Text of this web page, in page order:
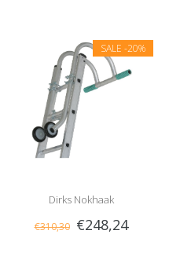
SALE -20%
Dirks Nokhaak
€310,30 €248,24